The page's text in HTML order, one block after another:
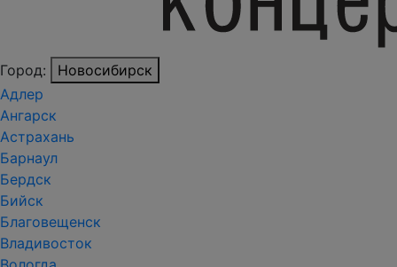
Город:
Новосибирск
Адлер
Ангарск
Астрахань
Барнаул
Бердск
Бийск
Благовещенск
Владивосток